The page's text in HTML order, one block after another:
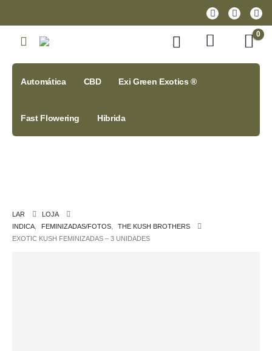
0
Automática CBD Exi Green Exotics ®
Fast Flowering Hibrida
LAR
LOJA
INDICA
FEMINIZADAS/FOTOS
THE KUSH BROTHERS
EXOTIC KUSH FEMINIZADAS – 3 UNIDADES